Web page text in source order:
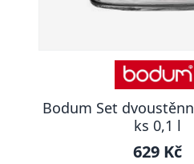
Bodum Set
ks 0,1 l
629 Kč